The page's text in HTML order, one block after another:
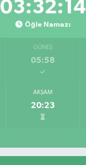
03:32:14
Öğle Namazı
GÜNEŞ
05:58
AKŞAM
20:23